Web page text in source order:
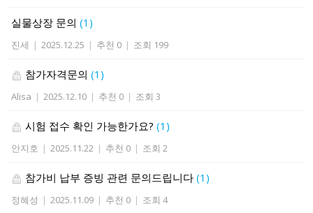
실물상장 문의(1)
진세 | 2025.12.25 | 추천 0 | 조회 199
참가자격문의(1)
Alisa | 2025.12.10 | 추천 0 | 조회 3
시험 접수 확인 가능한가요?(1)
안지호 | 2025.11.22 | 추천 0 | 조회 2
참가비 납부 증빙 관련 문의드립니다(1)
정혜성 | 2025.11.09 | 추천 0 | 조회 4